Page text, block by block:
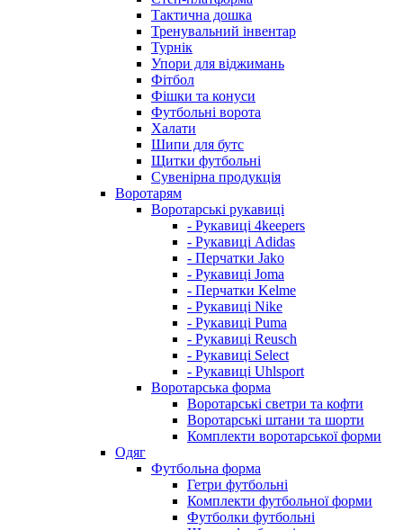
Тактична дошка
Тренувальний інвентар
Турнік
Упори для віджимань
Фітбол
Фішки та конуси
Футбольні ворота
Халати
Шипи для бутс
Щитки футбольні
Сувенірна продукція
Воротарям
Воротарські рукавиці
- Рукавиці 4keepers
- Рукавиці Adidas
- Перчатки Jako
- Рукавиці Joma
- Перчатки Kelme
- Рукавиці Nike
- Рукавиці Puma
- Рукавиці Reusch
- Рукавиці Select
- Рукавиці Uhlsport
Воротарська форма
Воротарські светри та кофти
Воротарські штани та шорти
Комплекти воротарської форми
Одяг
Футбольна форма
Гетри футбольні
Комплекти футбольної форми
Футболки футбольні